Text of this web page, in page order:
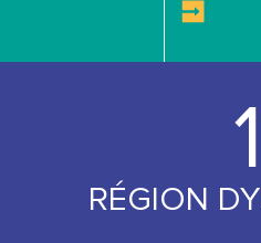
1
RÉGION